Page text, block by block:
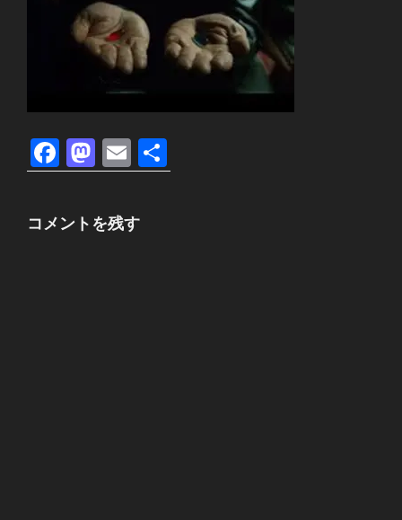
F
a
c
e
M
a
st
o
E
m
ail
有
コメントを残す